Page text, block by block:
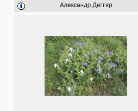
Александр Дегтяр